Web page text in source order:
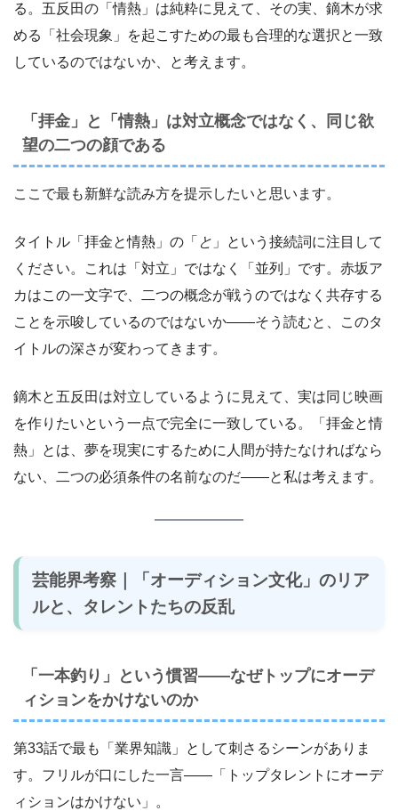
る。五反田の「情熱」は純粋に見えて、その実、鏑木が求
める「社会現象」を起こすための最も合理的な選択と一致
しているのではないか、と考えます。
「拝金」と「情熱」は対立概念ではなく、同じ欲
望の二つの顔である
ここで最も新鮮な読み方を提示したいと思います。
タイトル「拝金と情熱」の「 と 」という接続詞に注目して
ください。これは「対立」ではなく「並列」です。赤坂ア
カはこの一文字で、二つの概念が戦うのではなく共存する
ことを示唆しているのではないか——そう読むと、このタ
イトルの深さが変わってきます。
鏑木と五反田は対立しているように見えて、実は同じ映画
を作りたいという一点で完全に一致している。「拝金と情
熱」とは、夢を現実にするために人間が持たなければなら
ない、二つの必須条件の名前なのだ——と私は考えます。
芸能界考察｜「オーディション文化」のリア
ルと、タレントたちの反乱
「一本釣り」という慣習——なぜトップにオーデ
ィションをかけないのか
第33話で最も「業界知識」として刺さるシーンがありま
す。フリルが口にした一言——「トップタレントにオーデ
ィションはかけない」。